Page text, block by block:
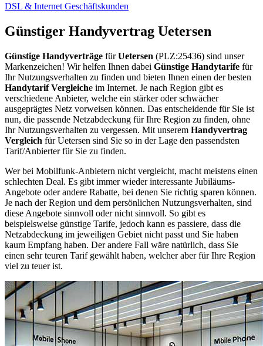
DSL & Internet Geschäftskunden
Günstiger Handyvertrag Uetersen
Günstige Handyverträge fürUetersen (PLZ:25436) sind unser
Markenzeichen! Wir helfen Ihnen dabei Günstige Handytarife für
Ihr Nutzungsverhalten zu finden und bieten Ihnen einen der besten
Handytarif Vergleiche im Internet. Je nach Region gibt es
verschiedene Anbieter, welche ein stärker oder schwächer
ausgeprägtes Netz vorweisen können. Das entscheidende für Sie ist
nun, die passende Netzabdeckung für Ihre Region zu finden, ohne
Ihr Nutzungsverhalten zu vergessen. Mit unserem Handyvertrag
Vergleich für Uetersen sind Sie so in der Lage den passendsten
Tarif/Anbierter für Sie zu finden.
Wer bei Mobilfunk-Anbietern nicht vergleicht, macht meistens einen
schlechten Deal. Es gibt immer wieder interessante Jubiläums-
Angebote oder andere Rabatte, bei denen Sie richtig sparen können.
Je nach der Region und dem persönlichen Nutzungsverhalten, sind
diese Angebote sinnvoll oder nicht sinnvoll. So gibt es
beispielsweise günstige Tarife, jedoch kann es passiere, dass die
Netzabdeckung im jeweiligen Gebiet nicht passt und Sie haben
kaum Empfang haben. Der andere Fall wäre natürlich, dass Sie
einen sehr teuren Tarif gewählt haben, welcher aber für Ihre Region
viel zu teuer ist.